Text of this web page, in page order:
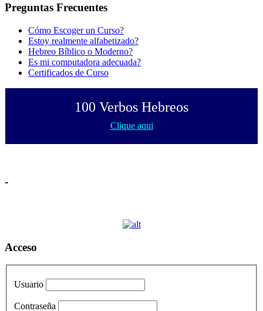
Preguntas Frecuentes
Cómo Escoger un Curso?
Estoy realmente alfabetizado?
Hebreo Bíblico o Moderno?
Es mi computadora adecuada?
Certificados de Curso
100 Verbos Hebreos
Clique aqui
-
Acceso
Usuario
Contraseña